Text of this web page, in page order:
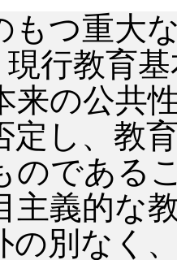
もつ重大
現行教育
来の公共
定し、教
のである
主義的な
の別なく